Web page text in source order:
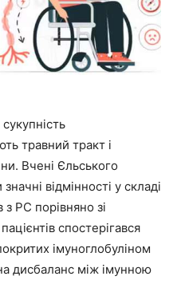
травний тракт і
Вчені Єльського
відмінності у складі
з РС порівняно зі
спостерігався
імуноглобуліном
дисбаланс між імунною